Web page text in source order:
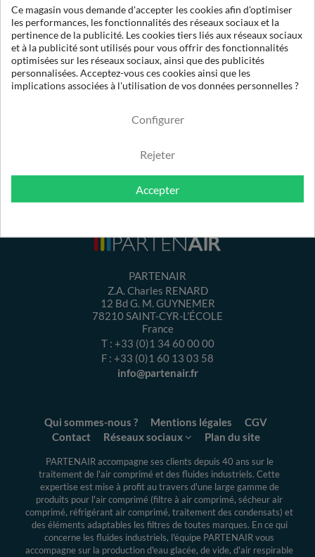
CE 0372 NF
A51132974
1
D 055 EXA
2232
0.01µ Sec
PARTENAIR
Z.A. Charles RENARD
12 Bd G. M. GUYNEMER
78210SAINT-CYR-L’ÉCOLE
France
T : +33 (0)1 34 60 00 00
F : +33 (0)1 60 13 03 58
info@partenair.fr
Qui sommes-nous ? Mentions légales
CGV
Contact
Réseaux sociaux Plan du site
PARTENAIR accompagne ses clients depuis 40 ans sur le
traitement de l'air comprimé et des fluides industriels. Cette
expertiseest mise à profit au travers d'une large gamme de
produits pour l'air comprimé (filtre à air comprimé, sécheur air
comprimé, réfrigérant air comprimé, traitement des condensats) et
des éléments adaptables les filtres de toutes marques. En ce qui
concerne les fluides industriels, l'équipe PARTENAIR vous
accompagne sur la production d'eau glacée, de vide, d'air respirable
Ce magasin vous demande d'accepter les cookies afin d'optimiser
les performances, les fonctionnalités des réseaux sociaux et la
pertinence de la publicité. Les cookies tiers liés aux réseaux sociaux
et à la publicité sont utilisés pour vous offrir des fonctionnalités
optimisées sur les réseaux sociaux, ainsi que des publicités
personnalisées. Acceptez-vous ces cookies ainsi que les
implications associées à l'utilisation de vos données personnelles ?
Configurer
Rejeter
Accepter